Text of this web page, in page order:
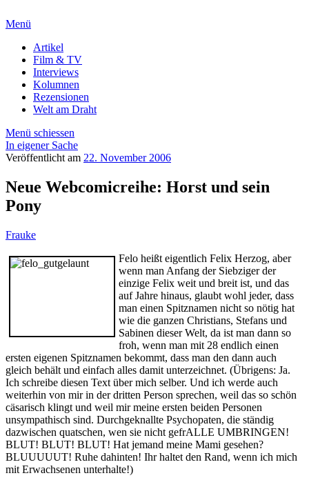
Menü
Artikel
Film & TV
Interviews
Kolumnen
Rezensionen
Welt am Draht
Menü schiessen
In eigener Sache
Veröffentlicht am 22. November 2006
Neue Webcomicreihe: Horst und sein
Pony
Frauke
Felo heißt eigentlich Felix Herzog, aber
wenn man Anfang der Siebziger der
einzige Felix weit und breit ist, und das
auf Jahre hinaus, glaubt wohl jeder, dass
man einen Spitznamen nicht so nötig hat
wie die ganzen Christians, Stefans und
Sabinen dieser Welt, da ist man dann so
froh, wenn man mit 28 endlich einen
ersten eigenen Spitznamen bekommt, dass man den dann auch
gleich behält und einfach alles damit unterzeichnet. (Übrigens: Ja.
Ich schreibe diesen Text über mich selber. Und ich werde auch
weiterhin von mir in der dritten Person sprechen, weil das so schön
cäsarisch klingt und weil mir meine ersten beiden Personen
unsympathisch sind. Durchgeknallte Psychopaten, die ständig
dazwischen quatschen, wen sie nicht gefrALLE UMBRINGEN!
BLUT! BLUT! BLUT! Hat jemand meine Mami gesehen?
BLUUUUUT! Ruhe dahinten! Ihr haltet den Rand, wenn ich mich
mit Erwachsenen unterhalte!)